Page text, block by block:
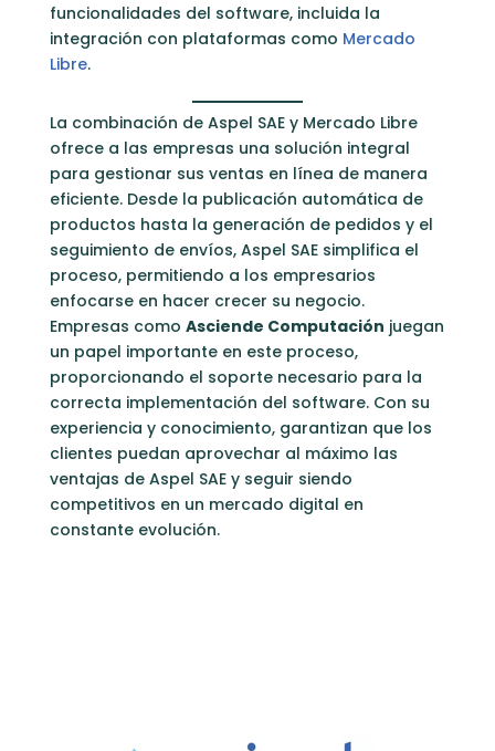
funcionalidades del software, incluida la
integración con plataformas como Mercado
Libre.
La combinación de Aspel SAE y Mercado Libre
ofrece a las empresas una solución integral
para gestionar sus ventas en línea de manera
eficiente. Desde la publicación automática de
productos hasta la generación de pedidos y el
seguimiento de envíos, Aspel SAE simplifica el
proceso, permitiendo a los empresarios
enfocarse en hacer crecer su negocio.
Empresas como Asciende Computación juegan
un papel importante en este proceso,
proporcionando el soporte necesario para la
correcta implementación del software. Con su
experiencia y conocimiento, garantizan que los
clientes puedan aprovechar al máximo las
ventajas de Aspel SAE y seguir siendo
competitivos en un mercado digital en
constante evolución.